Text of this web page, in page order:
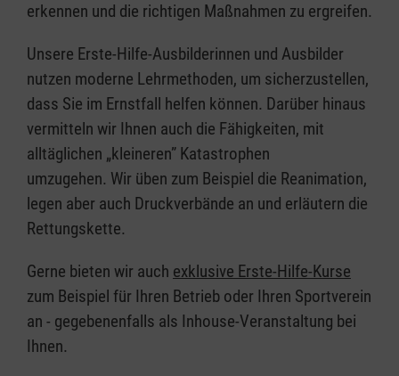
erkennen und die richtigen Maßnahmen zu ergreifen.
Unsere Erste-Hilfe-Ausbilderinnen und Ausbilder
nutzen moderne Lehrmethoden, um sicherzustellen,
dass Sie im Ernstfall helfen können. Darüber hinaus
vermitteln wir Ihnen auch die Fähigkeiten, mit
alltäglichen „kleineren” Katastrophen
umzugehen. Wir üben zum Beispiel die Reanimation,
legen aber auch Druckverbände an und erläutern die
Rettungskette.
Gerne bieten wir auch exklusive Erste-Hilfe-Kurse
zum Beispiel für Ihren Betrieb oder Ihren Sportverein
an - gegebenenfalls als Inhouse-Veranstaltung bei
Ihnen.